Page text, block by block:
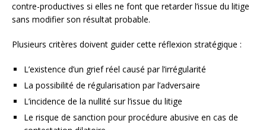
contre-productives si elles ne font que retarder l’issue du litige
sans modifier son résultat probable.
Plusieurs critères doivent guider cette réflexion stratégique :
L’existence d’un grief réel causé par l’irrégularité
La possibilité de régularisation par l’adversaire
L’incidence de la nullité sur l’issue du litige
Le risque de sanction pour procédure abusive en cas de